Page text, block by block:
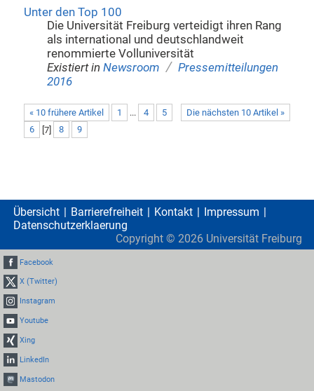
Unter den Top 100
Die Universität Freiburg verteidigt ihren Rang
als international und deutschlandweit
renommierte Volluniversität
Existiert in Newsroom / Pressemitteilungen
2016
« 10 frühere Artikel Die nächsten 10 Artikel »
1 ... 4
5
6
[7] 8 9
Übersicht Barrierefreiheit Kontakt
Impressum
Datenschutzerklaerung
Copyright © 2026 Universität Freiburg
Facebook
X (Twitter)
Instagram
Youtube
Xing
LinkedIn
Mastodon